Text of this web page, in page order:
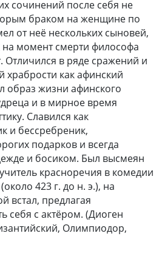
сочинений после себя не
браком на женщине по
от неё нескольких сыновей,
момент смерти философа
Отличился в ряде сражений и
как афинский
образ жизни афинского
и в мирное время
Славился как
и бессребреник,
подарков и всегда
и босиком. Был высмеян
красноречия в комедии
423 г. до н. э.), на
встал, предлагая
себя с актёром. (Диоген
Олимпиодор,